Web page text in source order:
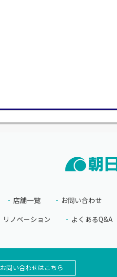
店舗一覧 お問い合わせ
リノベーション よくあるQ&A
お問い合わせはこちら